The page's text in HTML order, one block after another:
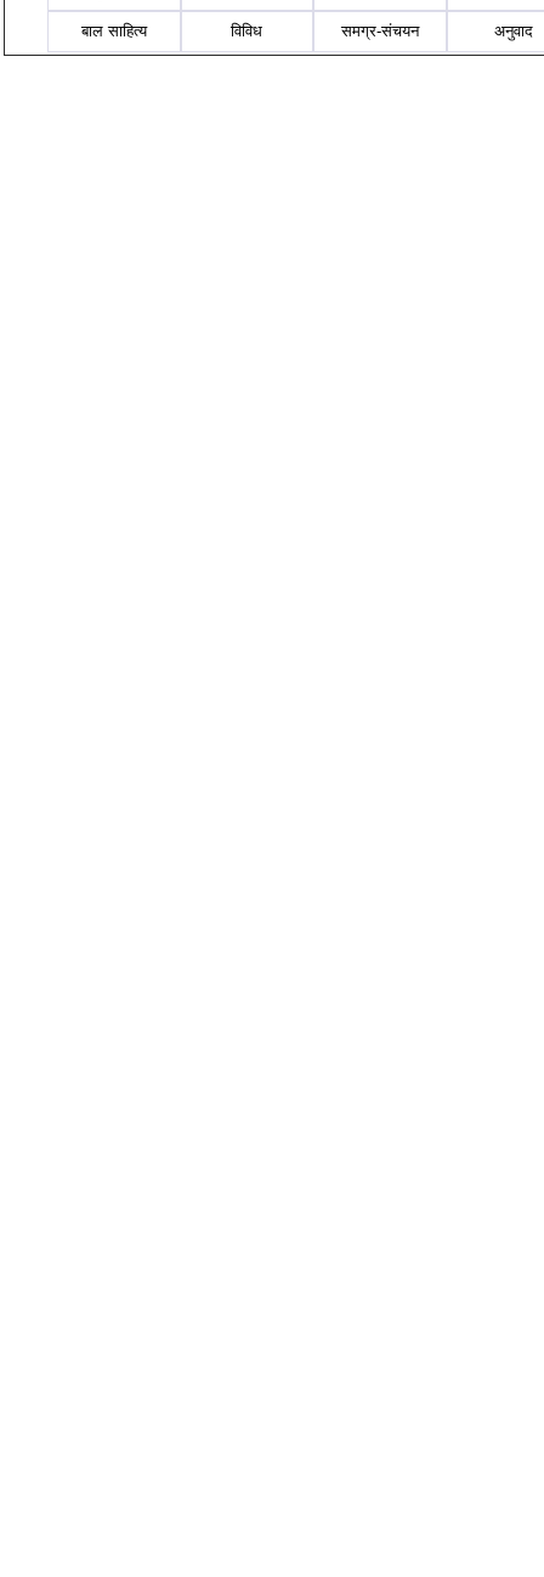
बाल साहित्य विविध समग्र-संचयन अनुवाद